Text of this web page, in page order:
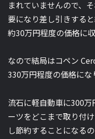
まれていませんので、
要になり差し引きする
約30万円程度の価格に
なので結局はコペン
330万円程度の価格にな
流石に軽自動車に300
ーツをどこまで取り付
し節約することになる